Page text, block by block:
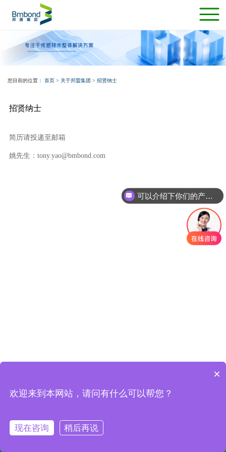
您目前的位置： 首页 > 关于邦盟集团 > 招贤纳士
招贤纳士
简历请投递至邮箱
姚先生：tony.yao@bmbond.com
可以介绍下你们的产品么
×
欢迎来到本网站，请问有什么可以帮您？
现在咨询 稍后再说